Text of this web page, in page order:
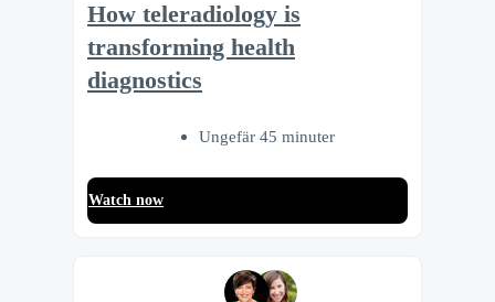
How teleradiology is
transforming health
diagnostics
Ungefär 45 minuter
Watch now